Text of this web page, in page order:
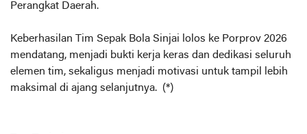
Perangkat Daerah.
Keberhasilan Tim Sepak Bola Sinjai lolos ke Porprov 2026
mendatang, menjadi bukti kerja keras dan dedikasi seluruh
elemen tim, sekaligus menjadi motivasi untuk tampil lebih
maksimal di ajang selanjutnya. (*)